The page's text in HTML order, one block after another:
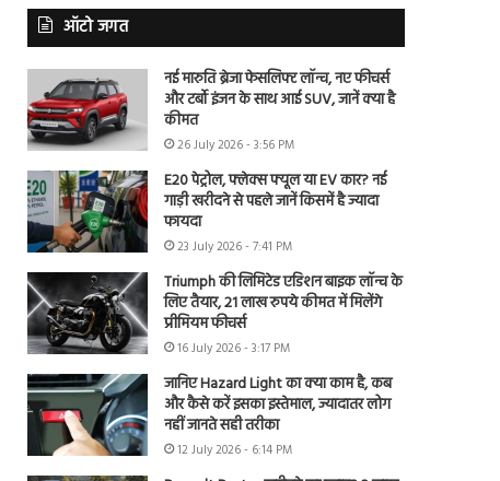
ऑटो जगत
नई मारुति ब्रेजा फेसलिफ्ट लॉन्च, नए फीचर्स
और टर्बो इंजन के साथ आई SUV, जानें क्या है
कीमत
26 July 2026 - 3:56 PM
E20 पेट्रोल, फ्लेक्स फ्यूल या EV कार? नई
गाड़ी खरीदने से पहले जानें किसमें है ज्यादा
फायदा
23 July 2026 - 7:41 PM
Triumph की लिमिटेड एडिशन बाइक लॉन्च के
लिए तैयार, 21 लाख रुपये कीमत में मिलेंगे
प्रीमियम फीचर्स
16 July 2026 - 3:17 PM
जानिए Hazard Light का क्या काम है, कब
और कैसे करें इसका इस्तेमाल, ज्यादातर लोग
नहीं जानते सही तरीका
12 July 2026 - 6:14 PM